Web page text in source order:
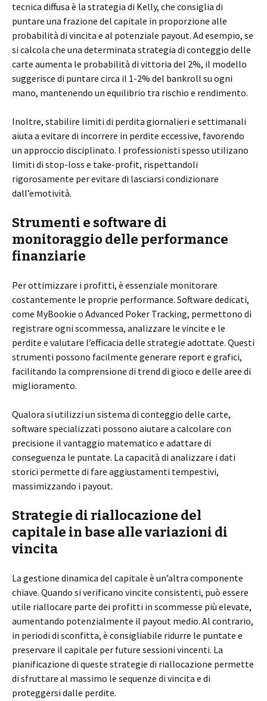
tecnica diffusa è la strategia di Kelly, che consiglia di
puntare una frazione del capitale in proporzione alle
probabilità di vincita e al potenziale payout. Ad esempio, se
si calcola che una determinata strategia di conteggio delle
carte aumenta le probabilità di vittoria del 2%, il modello
suggerisce di puntare circa il 1-2% del bankroll su ogni
mano, mantenendo un equilibrio tra rischio e rendimento.
Inoltre, stabilire limiti di perdita giornalieri e settimanali
aiuta a evitare di incorrere in perdite eccessive, favorendo
un approccio disciplinato. I professionisti spesso utilizano
limiti di stop-loss e take-profit, rispettandoli
rigorosamente per evitare di lasciarsi condizionare
dall’emotività.
Strumenti e software di
monitoraggio delle performance
finanziarie
Per ottimizzare i profitti, è essenziale monitorare
costantemente le proprie performance. Software dedicati,
come MyBookie o Advanced Poker Tracking, permettono di
registrare ogni scommessa, analizzare le vincite e le
perdite e valutare l’efficacia delle strategie adottate. Questi
strumenti possono facilmente generare report e grafici,
facilitando la comprensione di trend di gioco e delle aree di
miglioramento.
Qualora si utilizzi un sistema di conteggio delle carte,
software specializzati possono aiutare a calcolare con
precisione il vantaggio matematico e adattare di
conseguenza le puntate. La capacità di analizzare i dati
storici permette di fare aggiustamenti tempestivi,
massimizzando i payout.
Strategie di riallocazione del
capitale in base alle variazioni di
vincita
La gestione dinamica del capitale è un’altra componente
chiave. Quando si verificano vincite consistenti, può essere
utile riallocare parte dei profitti in scommesse più elevate,
aumentando potenzialmente il payout medio. Al contrario,
in periodi di sconfitta, è consigliabile ridurre le puntate e
preservare il capitale per future sessioni vincenti. La
pianificazione di queste strategie di riallocazione permette
di sfruttare al massimo le sequenze di vincita e di
proteggersi dalle perdite.